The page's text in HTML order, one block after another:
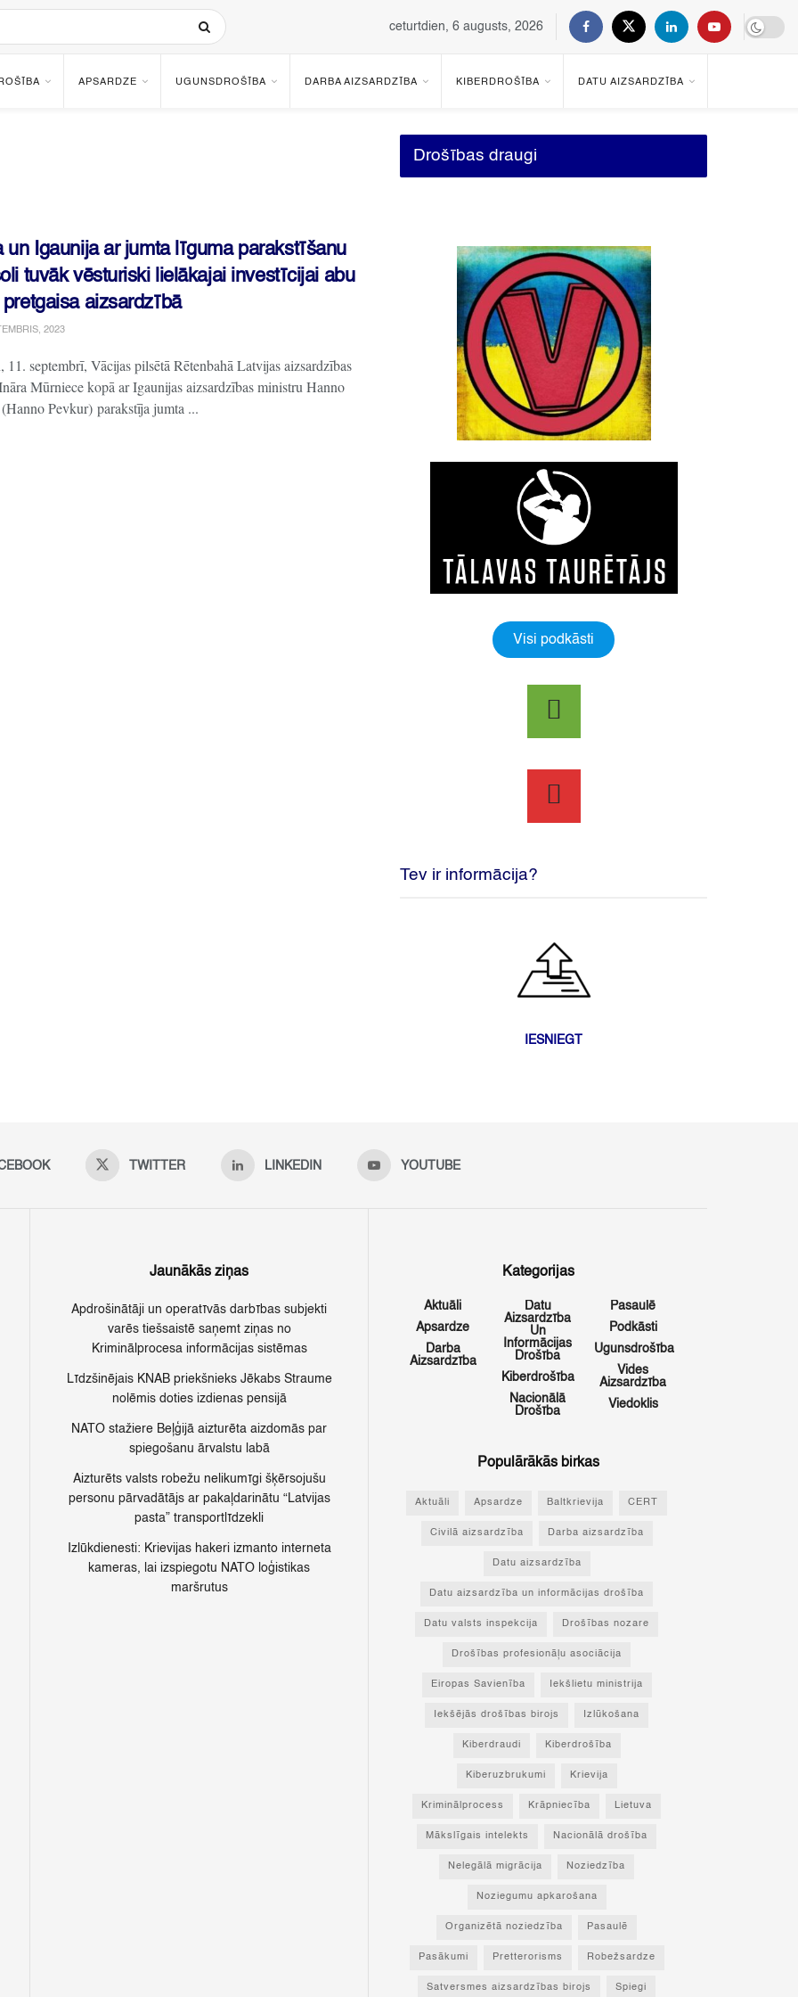
ceturtdien, 6 augusts, 2026
APSARDZE UGUNSDROŠĪBA DARBA AIZSARDZĪBA KIBERDROŠĪBA DATU AIZSARDZĪBA
un Igaunija ar jumta līguma parakstīšanu
tuvāk vēsturiski lielākajai investīcijai abu
aizsardzībā
2023
11. septembrī, Vācijas pilsētā Rētenbahā Latvijas aizsardzības
Mūrniece kopā ar Igaunijas aizsardzības ministru Hanno
Pevkur) parakstīja jumta ...
Drošības draugi
Visi podkāsti
Tev ir informācija?
IESNIEGT
TWITTER LINKEDIN YOUTUBE
Jaunākās ziņas
Apdrošinātāji un operatīvās darbības subjekti
varēs tiešsaistē saņemt ziņas no
Kriminālprocesa informācijas sistēmas
Līdzšinējais KNAB priekšnieks Jēkabs Straume
nolēmis doties izdienas pensijā
NATO stažiere Beļģijā aizturēta aizdomās par
spiegošanu ārvalstu labā
Aizturēts valsts robežu nelikumīgi šķērsojušu
personu pārvadātājs ar pakaļdarinātu “Latvijas
pasta” transportlīdzekli
Izlūkdienesti: Krievijas hakeri izmanto interneta
kameras, lai izspiegotu NATO loģistikas
maršrutus
Kategorijas
Aktuāli
Apsardze
Darba
Aizsardzība
Datu
Aizsardzība
Un
Informācijas
Drošība
Kiberdrošība
Nacionālā
Drošība
Pasaulē
Podkāsti
Ugunsdrošība
Vides
Aizsardzība
Viedoklis
Populārākās birkas
Aktuāli Apsardze Baltkrievija CERT
Civilā aizsardzība Darba aizsardzība
Datu aizsardzība
Datu aizsardzība un informācijas drošība
Datu valsts inspekcija Drošības nozare
Drošības profesionāļu asociācija
Eiropas Savienība Iekšlietu ministrija
Iekšējās drošības birojs Izlūkošana
Kiberdraudi Kiberdrošība
Kiberuzbrukumi Krievija
Kriminālprocess Krāpniecība Lietuva
Mākslīgais intelekts Nacionālā drošība
Nelegālā migrācija Noziedzība
Noziegumu apkarošana
Organizētā noziedzība Pasaulē
Pasākumi Pretterorisms Robežsardze
Satversmes aizsardzības birojs Spiegi